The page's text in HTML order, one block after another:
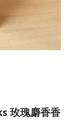
玫瑰麝香香